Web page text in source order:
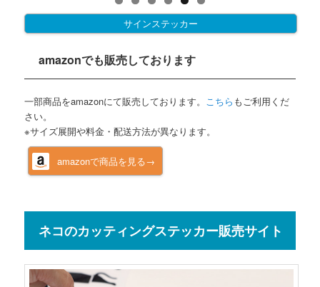
サインステッカー
amazonでも販売しております
一部商品をamazonにて販売しております。 こちら もご利用くだ
さい。
※サイズ展開や料金・配送方法が異なります。
amazonで商品を見る→
ネコのカッティングステッカー販売サイト